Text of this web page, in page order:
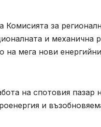
за
и механична
на мега нови
на спотовия пазар
и